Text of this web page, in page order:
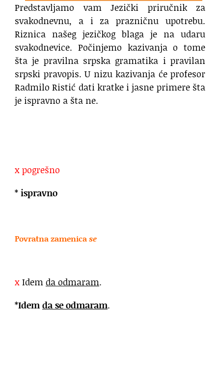
Predstavljamo vam Jezički priručnik za
svakodnevnu, a i za prazničnu upotrebu.
Riznica našeg jezičkog blaga je na udaru
svakodnevice. Počinjemo kazivanja o tome
šta je pravilna srpska gramatika i pravilan
srpski pravopis. U nizu kazivanja će profesor
Radmilo Ristić dati kratke i jasne primere šta
je ispravno a šta ne.
x pogrešno
*ispravno
Povratna zamenicase
xIdemda odmaram.
*Idemda se odmaram.